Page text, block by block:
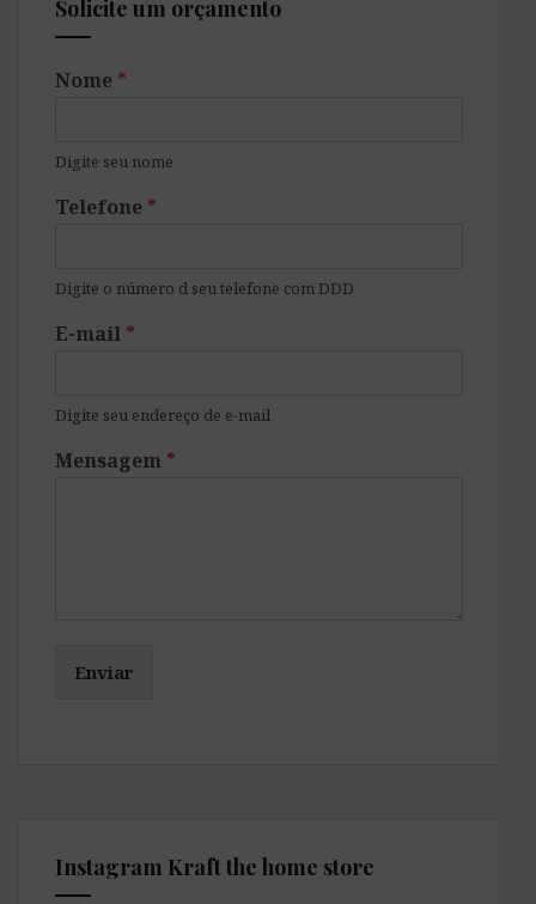
Solicite um orçamento
Nome *
Digite seu nome
Telefone *
Digite o número d seu telefone com DDD
E-mail *
Digite seu endereço de e-mail
Mensagem *
Enviar
Instagram Kraft the home store